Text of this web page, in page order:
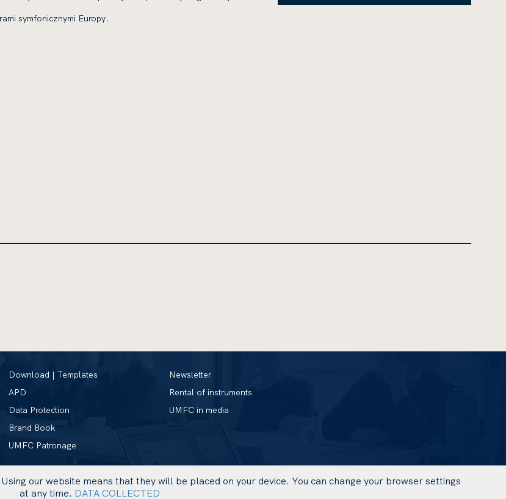
symfonicznymi Europy.
Download | Templates
APD
Data Protection
Brand Book
UMFC Patronage
Newsletter
Rental of instruments
UMFC in media
our website means that they will be placed on your device. You can change your browser settings
at any time. DATA COLLECTED